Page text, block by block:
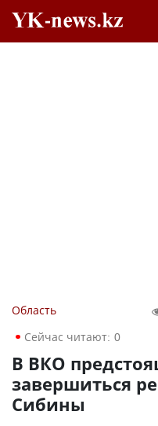
Область
Сейчас читают: 0
В ВКО
завершиться
Сибины